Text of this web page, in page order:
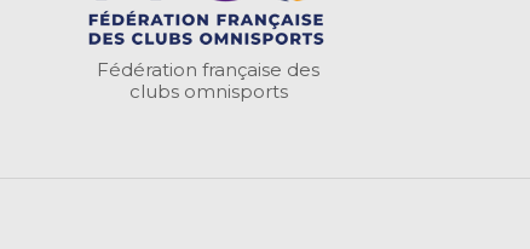
Fédération française des
clubs omnisports